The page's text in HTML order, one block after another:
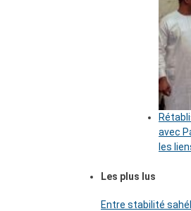
avec
les
Les plus lus
Entre stabilité